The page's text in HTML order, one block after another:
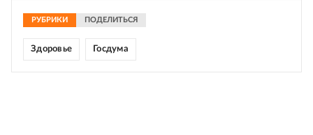
РУБРИКИ ПОДЕЛИТЬСЯ
Здоровье Госдума